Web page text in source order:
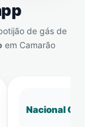
de gás de
em Camarão
Nacional Gás